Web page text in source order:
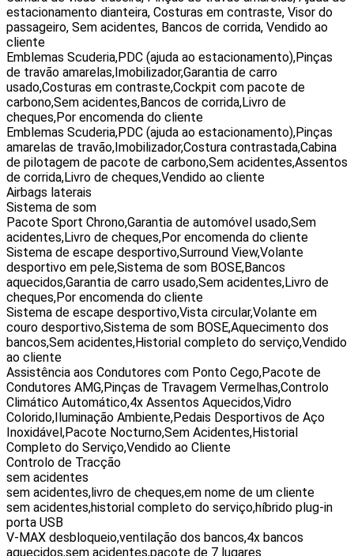
estacionamento dianteira, Costuras em contraste, Visor do
passageiro, Sem acidentes, Bancos de corrida, Vendido ao
cliente
Emblemas Scuderia,PDC (ajuda ao estacionamento),Pinças
de travão amarelas,Imobilizador,Garantia de carro
usado,Costuras em contraste,Cockpit com pacote de
carbono,Sem acidentes,Bancos de corrida,Livro de
cheques,Por encomenda do cliente
Emblemas Scuderia,PDC (ajuda ao estacionamento),Pinças
amarelas de travão,Imobilizador,Costura contrastada,Cabina
de pilotagem de pacote de carbono,Sem acidentes,Assentos
de corrida,Livro de cheques,Vendido ao cliente
Airbags laterais
Sistema de som
Pacote Sport Chrono,Garantia de automóvel usado,Sem
acidentes,Livro de cheques,Por encomenda do cliente
Sistema de escape desportivo,Surround View,Volante
desportivo em pele,Sistema de som BOSE,Bancos
aquecidos,Garantia de carro usado,Sem acidentes,Livro de
cheques,Por encomenda do cliente
Sistema de escape desportivo,Vista circular,Volante em
couro desportivo,Sistema de som BOSE,Aquecimento dos
bancos,Sem acidentes,Historial completo do serviço,Vendido
ao cliente
Assistência aos Condutores com Ponto Cego,Pacote de
Condutores AMG,Pinças de Travagem Vermelhas,Controlo
Climático Automático,4x Assentos Aquecidos,Vidro
Colorido,Iluminação Ambiente,Pedais Desportivos de Aço
Inoxidável,Pacote Nocturno,Sem Acidentes,Historial
Completo do Serviço,Vendido ao Cliente
Controlo de Tracção
sem acidentes
sem acidentes,livro de cheques,em nome de um cliente
sem acidentes,historial completo do serviço,híbrido plug-in
porta USB
V-MAX desbloqueio,ventilação dos bancos,4x bancos
aquecidos,sem acidentes,pacote de 7 lugares